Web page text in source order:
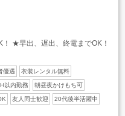
★早出、遅出、終電までOK！
優遇 衣装レンタル無料
H以内勤務 朝昼夜かけもち可
友人同士歓迎 20代後半活躍中